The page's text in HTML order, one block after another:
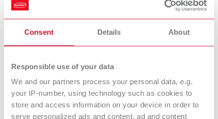
Consent Details About
Responsible use of your data
We and our partners process your personal data, e.g.
your IP-number, using technology such as cookies to
store and access information on your device in order to
serve personalized ads and content, ad and content
Область применения
Изоляция гипса от
гипса
SIMPLEX model
isolation
Изолирующее средство
для моделей,
picosep
Изолирующее средство